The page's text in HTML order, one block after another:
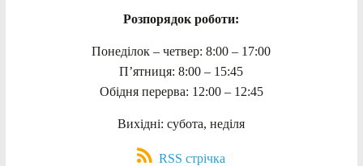
Розпорядок роботи:
Понеділок – четвер: 8:00 – 17:00
П’ятниця: 8:00 – 15:45
Обідня перерва: 12:00 – 12:45
Вихідні: субота, неділя
RSS стрічка